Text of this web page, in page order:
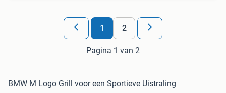
1 2
Pagina 1 van 2
BMW M Logo Grill voor een Sportieve Uistraling